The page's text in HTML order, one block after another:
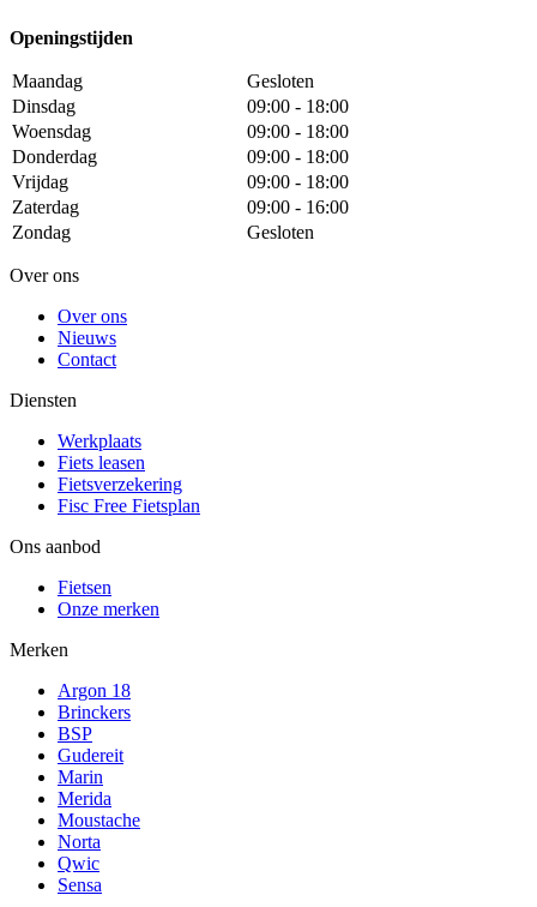
Openingstijden
Maandag
Gesloten
Dinsdag
09:00 - 18:00
Woensdag
09:00 - 18:00
Donderdag
09:00 - 18:00
Vrijdag
09:00 - 18:00
Zaterdag
09:00 - 16:00
Zondag
Gesloten
Over ons
Over ons
Nieuws
Contact
Diensten
Werkplaats
Fiets leasen
Fietsverzekering
Fisc Free Fietsplan
Ons aanbod
Fietsen
Onze merken
Merken
Argon 18
Brinckers
BSP
Gudereit
Marin
Merida
Moustache
Norta
Qwic
Sensa